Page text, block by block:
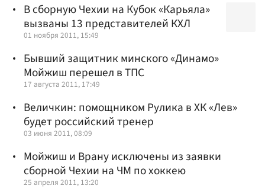
В сборную Чехии на Кубок «Карьяла»
вызваны 13 представителей КХЛ
01 ноября 2011, 15:49
Бывший защитник минского «Динамо»
Мойжиш перешел в ТПС
17 августа 2011, 17:49
Величкин: помощником Рулика в ХК «Лев»
будет российский тренер
03 июня 2011, 08:09
Мойжиш и Врану исключены из заявки
сборной Чехии на ЧМ по хоккею
25 апреля 2011, 13:20